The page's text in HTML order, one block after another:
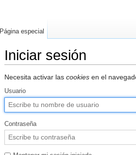
Iniciar sesión
Necesita activar las cookies en el
Usuario
Contraseña
Página especial